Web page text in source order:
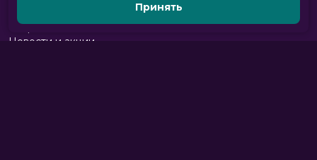
Скоро в кино
Новости и акции
Принять